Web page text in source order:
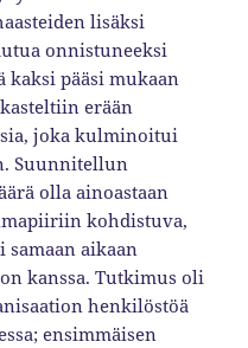
lisäksi
onnistuneeksi
kaksi pääsi mukaan
erään
joka kulminoitui
Suunnitellun
olla ainoastaan
kohdistuva,
samaan aikaan
kanssa. Tutkimus oli
henkilöstöä
ensimmäisen